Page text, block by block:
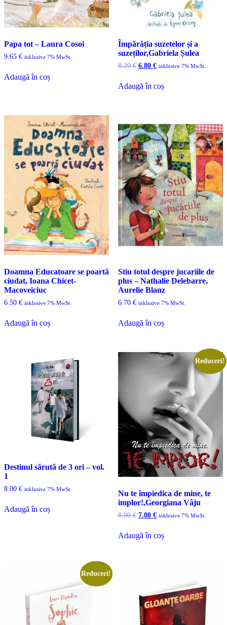
Papa tot – Laura Cosoi
9.65 € inklusive 7% MwSt.
Adaugă în coș
Împărăția suzetelor și a
suzeților,Gabriela Șulea
8.20€ Prețul
fost:
6.80 €Prețul
6.80 €.
inklusive 7% MwSt.
Adaugă în coș
Doamna Educatoare se poartă
ciudat, Ioana Chicet-
Macoveiciuc
6.50 € inklusive 7% MwSt.
Adaugă în coș
Stiu totul despre jucariile de
plus – Nathalie Delebarre,
Aurelie Blanz
6.70 € inklusive 7% MwSt.
Adaugă în coș
Destinul sărută de 3 ori – vol.
1
8.00 € inklusive 7% MwSt.
Adaugă în coș
Reduceri!
Nu te împiedica de mine, te
implor!,Georgiana Vâju
8.80€ Prețul
a
fost:
7.00 €Prețul
7.00 €.
inklusive 7% MwSt.
Adaugă în coș
Reduceri!